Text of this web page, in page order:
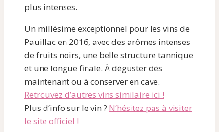
plus intenses.
Un millésime exceptionnel pour les vins de
Pauillac en 2016, avec des arômes intenses
de fruits noirs, une belle structure tannique
et une longue finale. À déguster dès
maintenant ou à conserver en cave.
Retrouvez d’autres vins similaire ici !
Plus d’info sur le vin ? N’hésitez pas à visiter
le site officiel !